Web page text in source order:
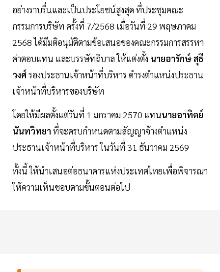
อย่างราบรื่นและเป็นประโยชน์สูงสุด ที่ประชุมคณะ
กรรมการบริษัท ครั้งที่ 7/2568 เมื่อวันที่ 29 พฤษภาคม
2568 ได้มีมติอนุมัติตามข้อเสนอของคณะกรรมการสรรหา
ค่าตอบแทน และบรรษัทถิบาล ให้แต่งตั้ง นายอารักษ์ สุธี
วงศ์รองประธานเจ้าหน้าที่บริหาร ดำรงตำแหน่งประธาน
เจ้าหน้าที่บริหารของบริษัท
โดยให้มีผลตั้งแต่วันที่ 1 มกราคม 2570 แทนนายอาทิตย์
นันทวิทยา ที่จะครบกำหนดตามสัญญาจ้างตำแหน่ง
ประธานเจ้าหน้าที่บริหาร ในวันที่ 31 ธันวาคม 2569
ทั้งนี้ ให้นำเสนอต่อธนาคารแห่งประเทศไทยเพื่อพิจารณา
ให้ความเห็นชอบตามขั้นตอนต่อไป